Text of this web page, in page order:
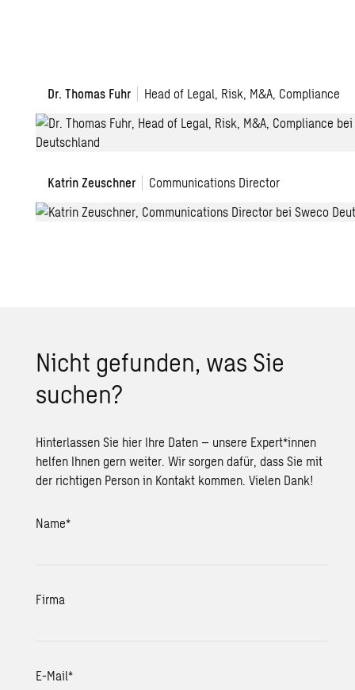
Dr. Thomas Fuhr Head of Legal, Risk, M&A, Compliance
Katrin Zeuschner Communications Director
Nicht gefunden, was Sie
suchen?
Hinterlassen Sie hier Ihre Daten – unsere Expert*innen
helfen Ihnen gern weiter. Wir sorgen dafür, dass Sie mit
der richtigen Person in Kontakt kommen. Vielen Dank!
Name*
Firma
E-Mail*